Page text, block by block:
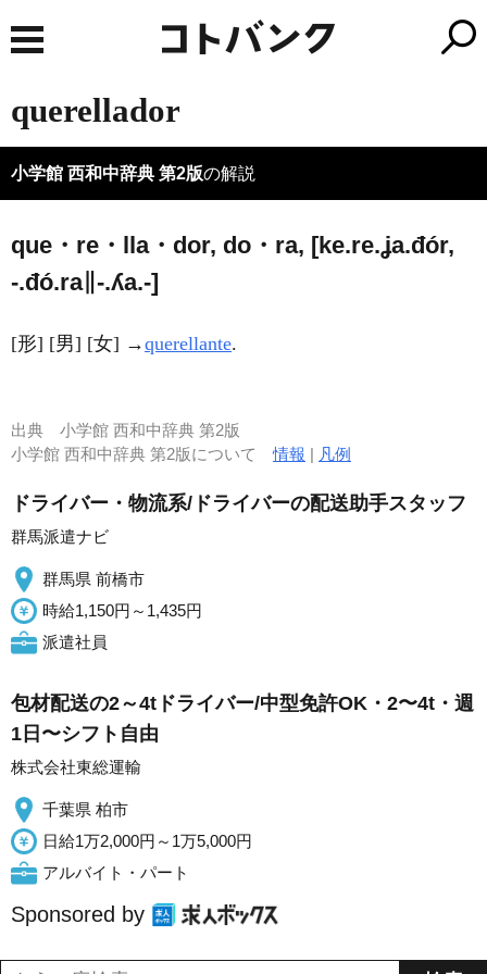
querellador
小学館 西和中辞典 第2版の解説
que・re・lla・dor, do・ra, [ke.re.ʝa.đór,
-.đó.ra∥-.ʎa.-]
[形] [男] [女] →querellante.
出典 小学館 西和中辞典 第2版
小学館 西和中辞典 第2版について情報 | 凡例
ドライバー・物流系/ドライバーの配送助手スタッフ
群馬派遣ナビ
群馬県 前橋市
時給1,150円～1,435円
派遣社員
包材配送の2～4tドライバー/中型免許OK・2〜4t・週
1日〜シフト自由
株式会社東総運輸
千葉県 柏市
日給1万2,000円～1万5,000円
アルバイト・パート
Sponsored by